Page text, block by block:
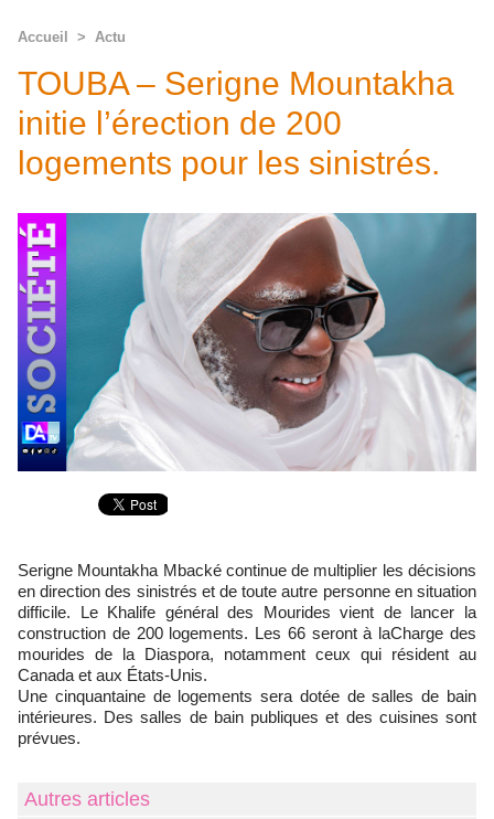
Accueil > Actu
TOUBA – Serigne Mountakha
initie l’érection de 200
logements pour les sinistrés.
Serigne Mountakha Mbacké continue de multiplier les décisions
en direction des sinistrés et de toute autre personne en situation
difficile. Le Khalife général des Mourides vient de lancer la
construction de 200 logements. Les 66 seront à laCharge des
mourides de la Diaspora, notamment ceux qui résident au
Canada et aux États-Unis.
Une cinquantaine de logements sera dotée de salles de bain
intérieures. Des salles de bain publiques et des cuisines sont
prévues.
Autres articles